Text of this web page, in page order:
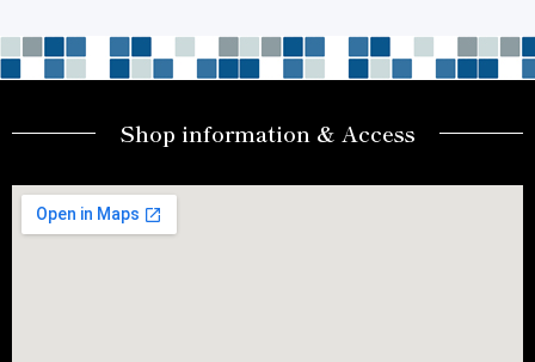
Shop information & Access